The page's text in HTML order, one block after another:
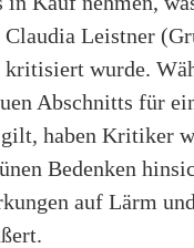
Leistner
wurde.
Abschnitts für
haben Kritiker
Bedenken
auf Lärm und